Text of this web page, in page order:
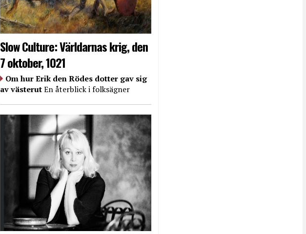
Slow Culture: Världarnas krig, den
7 oktober, 1021
Om hur Erik den Rödes dotter gav sig
av västerutEn återblick i folksägner